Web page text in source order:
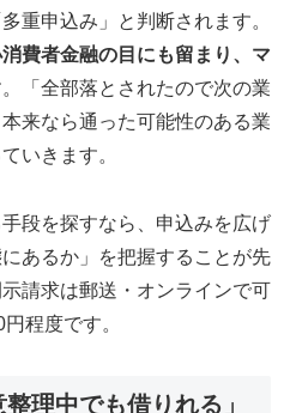
重申込み」と判断されます。
費者金融の目にも留まり、マ
「全部落とされたので次の業
来なら通った可能性のある業
いきます。
段を探すなら、申込みを広げ
あるか」を把握することが先
請求は郵送・オンラインで可
程度です。
理中でも借りれる」